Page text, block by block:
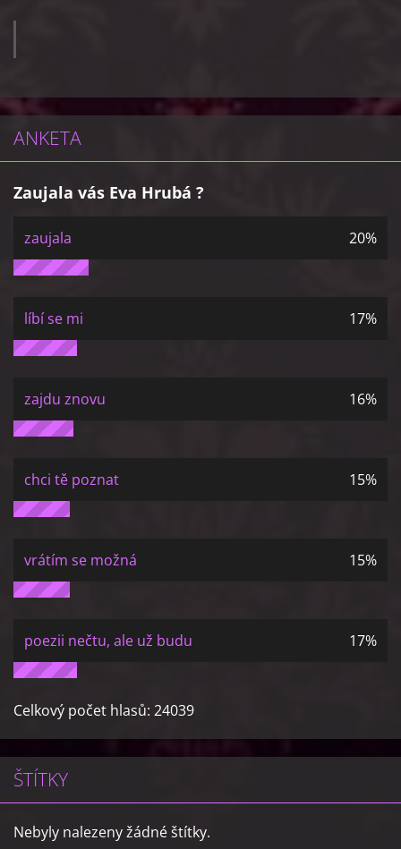
ANKETA
Zaujala vás Eva Hrubá ?
zaujala 20%
líbí se mi 17%
zajdu znovu 16%
chci tě poznat 15%
vrátím se možná 15%
poezii nečtu, ale už budu 17%
Celkový počet hlasů: 24039
ŠTÍTKY
Nebyly nalezeny žádné štítky.